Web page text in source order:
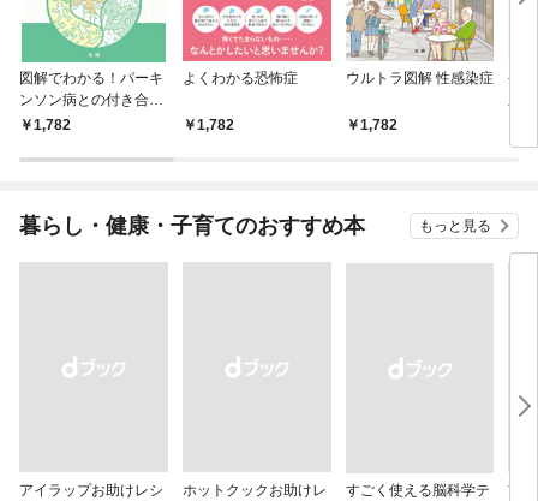
図解でわかる！パーキ
ンソン病との付き合い
方1,782
よくわかる恐怖症
1,782
ウルトラ図解 性感染症
1,782
や
暮らし・健康・子育てのおすすめ本 もっと見る
アイラップお助けレシ
ホットクックお助けレ
すごく使える脳科学テ
首